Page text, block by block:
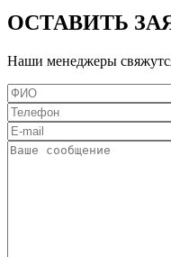
ОСТАВИТЬ
Наши менеджеры